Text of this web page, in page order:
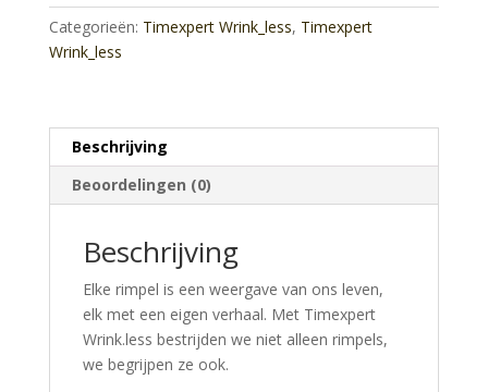
Cream
SPF30
Rich
Categorieën: Timexpert Wrink_less, Timexpert
Wrink_less
Beschrijving
Beoordelingen (0)
Beschrijving
Elke rimpel is een weergave van ons leven,
elk met een eigen verhaal. Met Timexpert
Wrink.less bestrijden we niet alleen rimpels,
we begrijpen ze ook.